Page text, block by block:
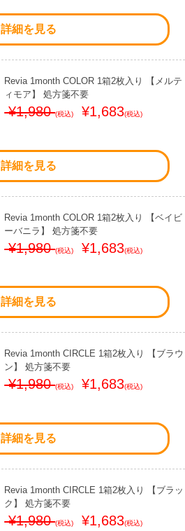
詳細を見る
Revia 1month COLOR 1箱2枚入り 【メルテ
ィモア】 処方箋不要
¥1,980(税込) ¥1,683(税込)
詳細を見る
Revia 1month COLOR 1箱2枚入り 【ベイビ
ーバニラ】 処方箋不要
¥1,980(税込) ¥1,683(税込)
詳細を見る
Revia 1month CIRCLE 1箱2枚入り 【ブラウ
ン】 処方箋不要
¥1,980(税込) ¥1,683(税込)
詳細を見る
Revia 1month CIRCLE 1箱2枚入り 【ブラッ
ク】 処方箋不要
¥1,980(税込) ¥1,683(税込)